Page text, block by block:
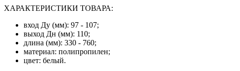
ХАРАКТЕРИСТИКИ ТОВАРА:
вход Ду (мм): 97 - 107;
выход Дн (мм): 110;
длина (мм): 330 - 760;
материал: полипропилен;
цвет: белый.